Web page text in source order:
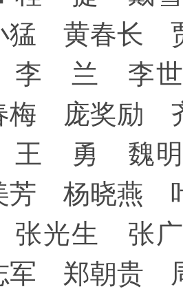
猛 黄春长
李 兰 李
梅 庞奖励
王 勇 魏
芳 杨晓燕
张光生 张
军 郑朝贵